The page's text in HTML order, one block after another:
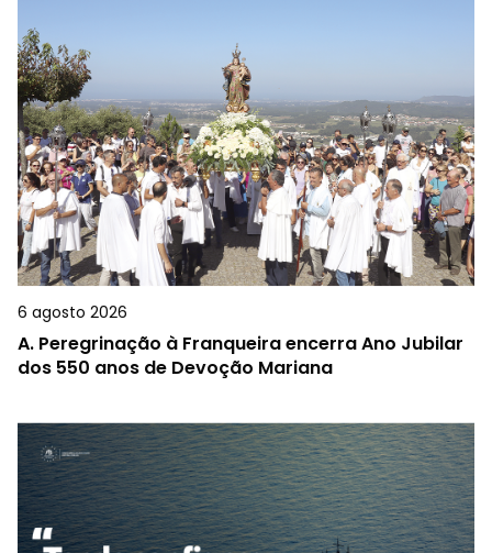
6 agosto 2026
A. Peregrinação à Franqueira encerra Ano Jubilar
dos 550 anos de Devoção Mariana